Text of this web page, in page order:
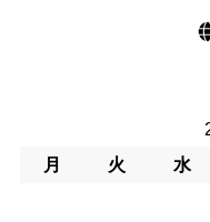
月
火 水